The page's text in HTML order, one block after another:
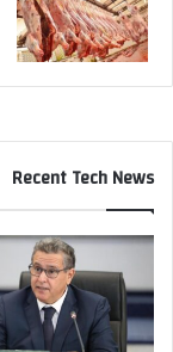
Recent Tech News